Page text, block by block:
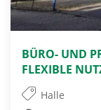
BÜRO- UND
FLEXIBLE
Halle